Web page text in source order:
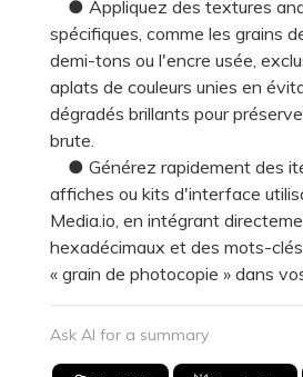
● Appliquez des textures
spécifiques, comme les grains
demi-tons ou l'encre usée,
aplats de couleurs unies en
dégradés brillants pour
brute.
● Générez rapidement des
affiches ou kits d'interface
Media.io, en intégrant
hexadécimaux et des mots-clés
« grain de photocopie » dans
Ask AI for a summary